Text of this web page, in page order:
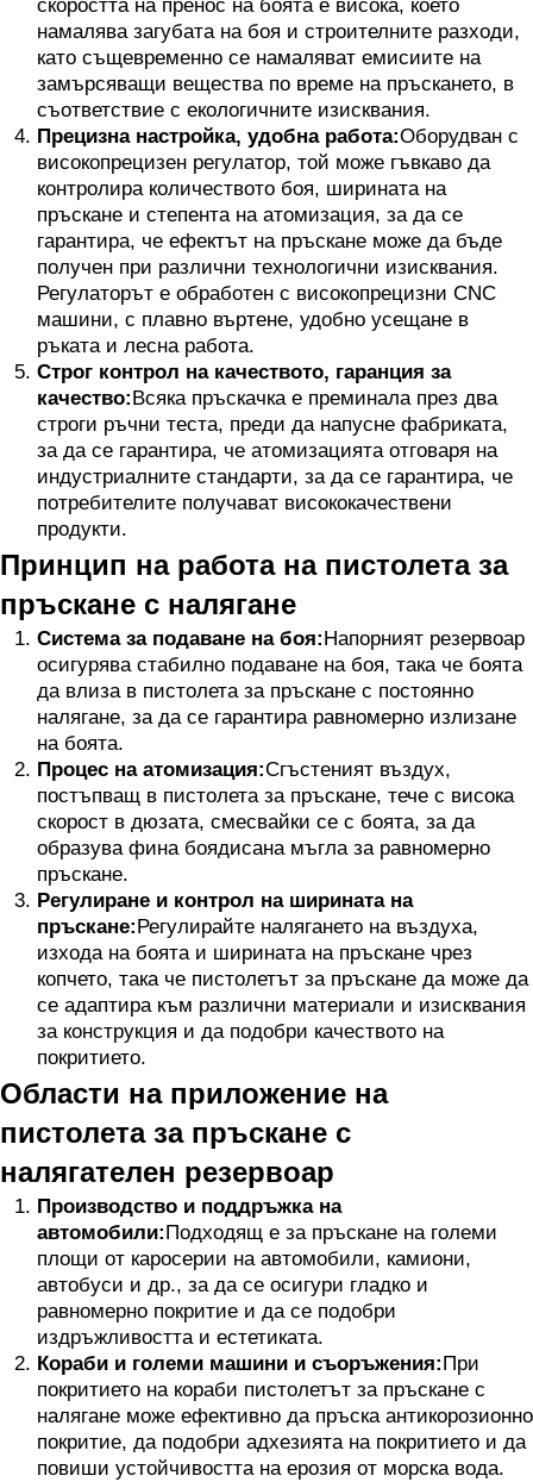
скоростта на пренос на боята е висока, което
намалява загубата на боя и строителните разходи,
като същевременно се намаляват емисиите на
замърсяващи вещества по време на пръскането, в
съответствие с екологичните изисквания.
Прецизна настройка, удобна работа:Оборудван с
високопрецизен регулатор, той може гъвкаво да
контролира количеството боя, ширината на
пръскане и степента на атомизация, за да се
гарантира, че ефектът на пръскане може да бъде
получен при различни технологични изисквания.
Регулаторът е обработен с високопрецизни CNC
машини, с плавно въртене, удобно усещане в
ръката и лесна работа.
Строг контрол на качеството, гаранция за
качество: Всяка пръскачка е преминала през два
строги ръчни теста, преди да напусне фабриката,
за да се гарантира, че атомизацията отговаря на
индустриалните стандарти, за да се гарантира, че
потребителите получават висококачествени
продукти.
Принцип на работа на пистолета за
пръскане с налягане
Система за подаване на боя: Напорният резервоар
осигурява стабилно подаване на боя, така че боята
да влиза в пистолета за пръскане с постоянно
налягане, за да се гарантира равномерно излизане
на боята.
Процес на атомизация:Сгъстеният въздух,
постъпващ в пистолета за пръскане, тече с висока
скорост в дюзата, смесвайки се с боята, за да
образува фина боядисана мъгла за равномерно
пръскане.
Регулиране и контрол на ширината на
пръскане: Регулирайте налягането на въздуха,
изхода на боята и ширината на пръскане чрез
копчето, така че пистолетът за пръскане да може да
се адаптира към различни материали и изисквания
за конструкция и да подобри качеството на
покритието.
Области на приложение на
пистолета за пръскане с
налягателен резервоар
Производство и поддръжка на
автомобили: Подходящ е за пръскане на големи
площи от каросерии на автомобили, камиони,
автобуси и др., за да се осигури гладко и
равномерно покритие и да се подобри
издръжливостта и естетиката.
Кораби и големи машини и съоръжения: При
покритието на кораби пистолетът за пръскане с
налягане може ефективно да пръска антикорозионно
покритие, да подобри адхезията на покритието и да
повиши устойчивостта на ерозия от морска вода.